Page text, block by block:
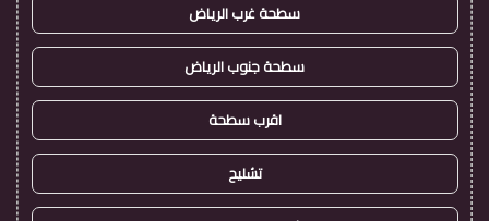
سطحة غرب الرياض
سطحة جنوب الرياض
اقرب سطحة
تشليح